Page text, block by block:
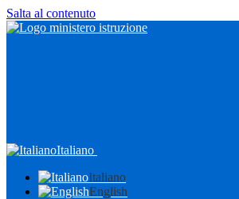
Salta al contenuto
Italiano
Italiano
English